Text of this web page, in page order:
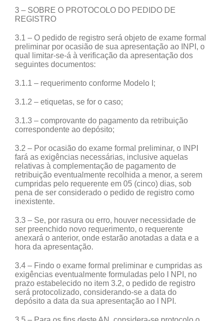
3 – SOBRE O PROTOCOLO DO PEDIDO DE
REGISTRO
3.1 – O pedido de registro será objeto de exame formal
preliminar por ocasião de sua apresentação ao INPI, o
qual limitar-se-á à verificação da apresentação dos
seguintes documentos:
3.1.1 – requerimento conforme Modelo I;
3.1.2 – etiquetas, se for o caso;
3.1.3 – comprovante do pagamento da retribuição
correspondente ao depósito;
3.2 – Por ocasião do exame formal preliminar, o INPI
fará as exigências necessárias, inclusive aquelas
relativas à complementação de pagamento de
retribuição eventualmente recolhida a menor, a serem
cumpridas pelo requerente em 05 (cinco) dias, sob
pena de ser considerado o pedido de registro como
inexistente.
3.3 – Se, por rasura ou erro, houver necessidade de
ser preenchido novo requerimento, o requerente
anexará o anterior, onde estarão anotadas a data e a
hora da apresentação.
3.4 – Findo o exame formal preliminar e cumpridas as
exigências eventualmente formuladas pelo I NPI, no
prazo estabelecido no item 3.2, o pedido de registro
será protocolizado, considerando-se a data do
depósito a data da sua apresentação ao I NPI.